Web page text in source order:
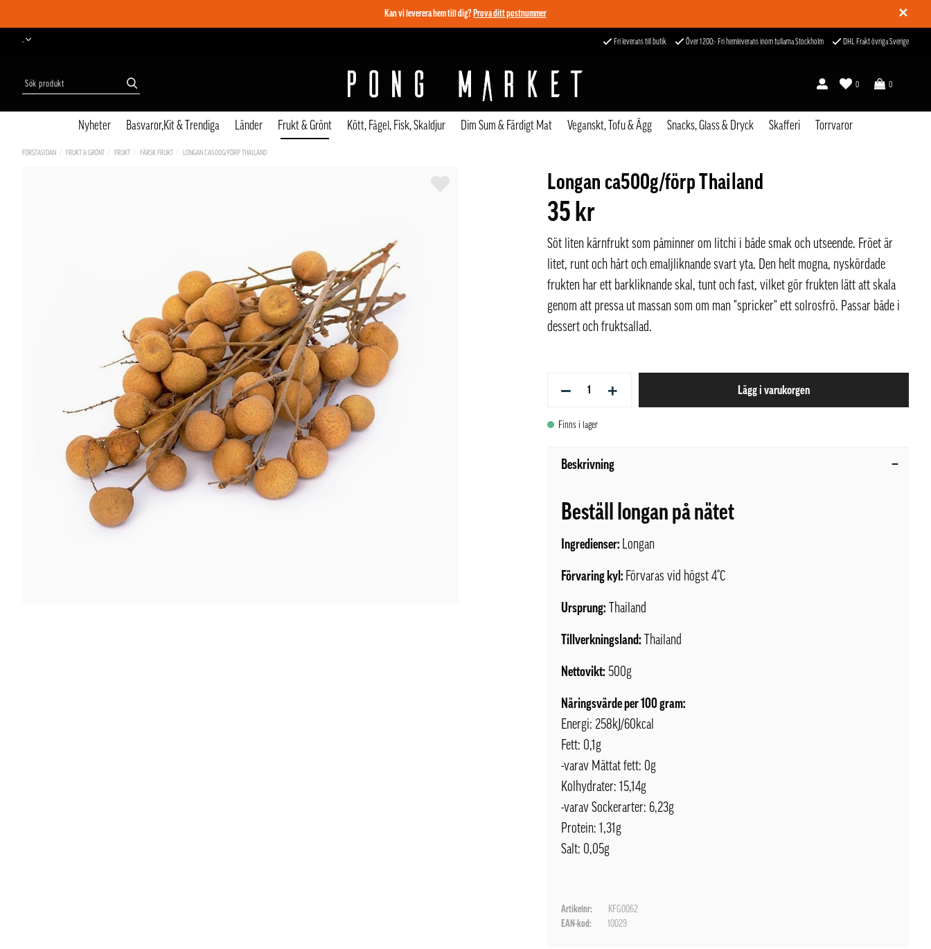
✕
Kan vi leverera hem till dig? Prova ditt postnummer
- Fri leverans till butik Över 1200:- Fri hemleverans inom tullarna Stockholm DHL Frakt övriga Sverige
0
0
Nyheter Basvaror,Kit & Trendiga Länder Frukt & Grönt Kött, Fågel, Fisk, Skaldjur Dim Sum & Färdigt Mat Veganskt, Tofu & Ägg Snacks, Glass & Dryck Skafferi Torrvaror
FÖRSTASIDAN FRUKT & GRÖNT FRUKT FÄRSK FRUKT LONGAN CA500G/FÖRP THAILAND
Longan ca500g/förp Thailand
35 kr
Söt liten kärnfrukt som påminner om litchi i både smak och utseende. Fröet är
litet, runt och hårt och emaljliknande svart yta. Den helt mogna, nyskördade
frukten har ett barkliknande skal, tunt och fast, vilket gör frukten lätt att skala
genom att pressa ut massan som om man "spricker" ett solrosfrö. Passar både i
dessert och fruktsallad.
− + Lägg i varukorgen
Finns i lager
Beskrivning
Beställ longan på nätet
Ingredienser: Longan
Förvaring kyl: Förvaras vid högst 4°C
Ursprung: Thailand
Tillverkningsland: Thailand
Nettovikt: 500g
Näringsvärde per 100 gram:
Energi: 258kJ/60kcal
Fett: 0,1g
-varav Mättat fett: 0g
Kolhydrater: 15,14g
-varav Sockerarter: 6,23g
Protein: 1,31g
Salt: 0,05g
Artikelnr:
KFG0062
EAN-kod:
10029